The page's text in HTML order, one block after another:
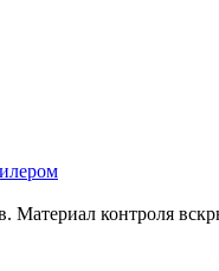
Материал контроля